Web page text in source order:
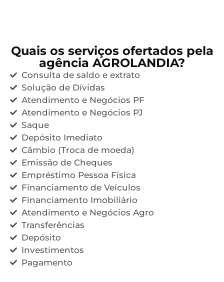
Quais os serviços ofertados pela
agência AGROLANDIA?
Consulta de saldo e extrato
Solução de Dívidas
Atendimento e Negócios PF
Atendimento e Negócios PJ
Saque
Depósito Imediato
Câmbio (Troca de moeda)
Emissão de Cheques
Empréstimo Pessoa Física
Financiamento de Veículos
Financiamento Imobiliário
Atendimento e Negócios Agro
Transferências
Depósito
Investimentos
Pagamento